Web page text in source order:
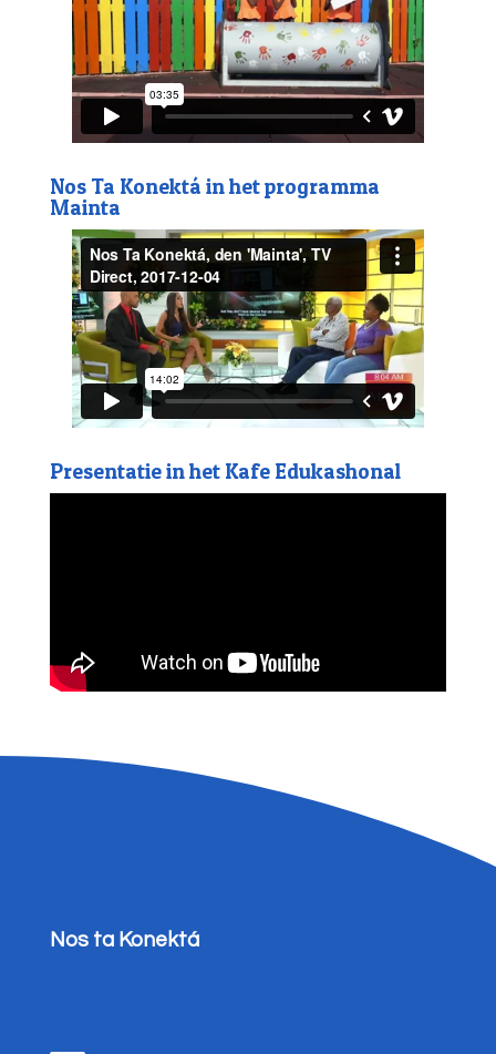
Nos Ta Konektá in het programma
Mainta
Presentatie in het Kafe Edukashonal
Nos ta Konektá